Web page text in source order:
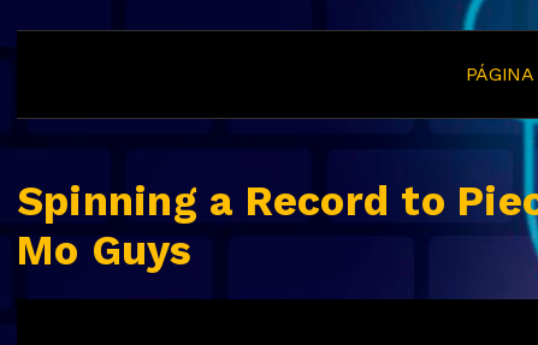
Spinning a Record to
Mo Guys